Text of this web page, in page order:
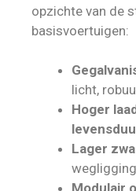
opzichte van de
basisvoertuigen:
licht,
Hoger
Lager